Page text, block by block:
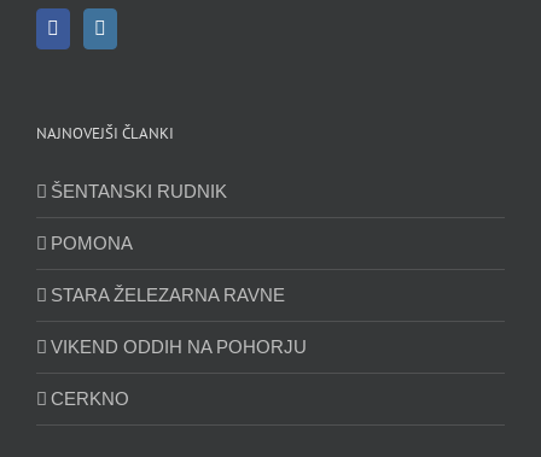
NAJNOVEJŠI ČLANKI
ŠENTANSKI RUDNIK
POMONA
STARA ŽELEZARNA RAVNE
VIKEND ODDIH NA POHORJU
CERKNO